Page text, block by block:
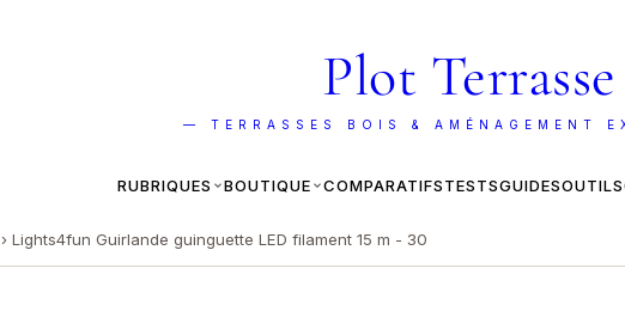
Plot Terrasse
— TERRASSES BOIS & AMÉNAGEMENT
RUBRIQUES BOUTIQUE COMPARATIFSTESTSGUIDESOUTILS
› Lights4fun Guirlande guinguette LED filament 15 m - 30